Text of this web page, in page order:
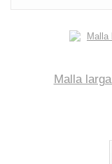
Malla